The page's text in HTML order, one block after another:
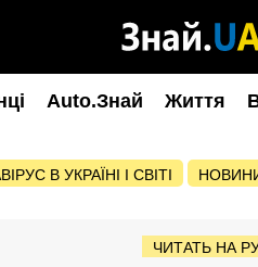
Auto.Знай Життя
В УКРАЇНІ І СВІТІ
ЧИТАТЬ НА